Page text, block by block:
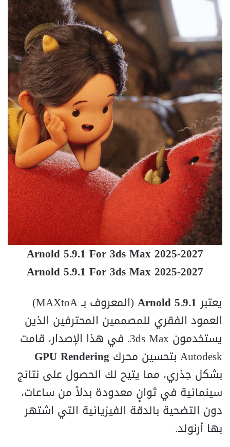
Arnold 5.9.1 For 3ds Max 2025-2027
Arnold 5.9.1 For 3ds Max 2025-2027
يعتبرArnold 5.9.1
(المعروف بـ MAXtoA)
العمود الفقري للمصممين المحترفين الذين
يستخدمون 3ds Max. في هذا الإصدار، قامت
Autodesk بتحسين محرك
GPU Rendering
بشكل جذري، مما يتيح لك الحصول على نتائج
سينمائية في ثوانٍ معدودة بدلاً من ساعات،
دون التضحية بالدقة الفيزيائية التي اشتهر
بها أرنولد.